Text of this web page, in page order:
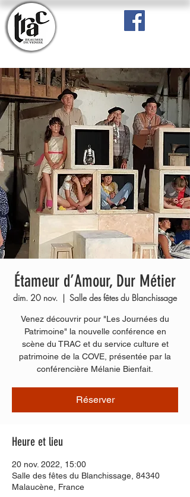
Étameur d’Amour, Dur Métier
dim. 20 nov.
  |
Salle des fêtes du Blanchissage
Venez découvrir pour "Les Journées du
Patrimoine" la nouvelle conférence en
scène du TRAC et du service culture et
patrimoine de la COVE, présentée par la
conférencière Mélanie Bienfait.
Réserver
Heure et lieu
20 nov. 2022, 15:00
Salle des fêtes du Blanchissage, 84340
Malaucène, France